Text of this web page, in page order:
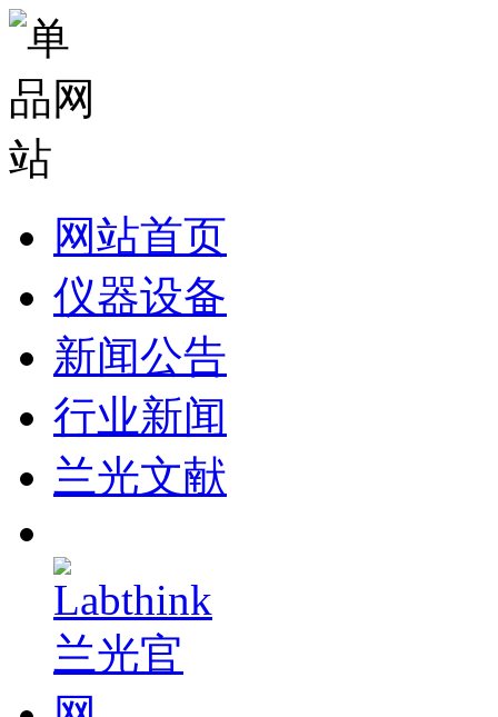
网站首页
仪器设备
新闻公告
行业新闻
兰光文献